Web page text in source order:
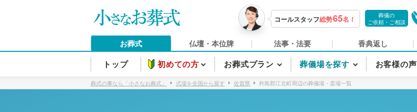
コールスタッフ総勢65名！
葬儀の
ご依頼・ご相談
お葬式 仏壇・本位牌 法事・法要 香典返し
トップ 初めての方 お葬式プラン 葬儀場を探す お客様の声
葬式の事なら「小さなお葬式」 式場を全国から探す 佐賀県 杵島郡江北町周辺の葬儀場・斎場一覧